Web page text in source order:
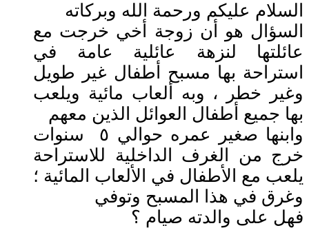
السلام عليكم ورحمة الله وبركاته
السؤال هو أن زوجة أخي خرجت مع
عائلتها لنزهة عائلية عامة في
استراحة بها مسبح أطفال غير طويل
وغير خطر ، وبه ألعاب مائية ويلعب
بها جميع أطفال العوائل الذين معهم
وابنها صغير عمره حوالي ٥ سنوات
خرج من الغرف الداخلية للاستراحة
يلعب مع الأطفال في الألعاب المائية ؛
وغرق في هذا المسبح وتوفي
فهل على والدته صيام ؟